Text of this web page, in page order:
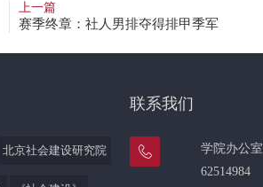
上一篇
赛季终章：社人男排夺得排甲季军
北京社会建设研究院
联系我们
学院办公室
62514984